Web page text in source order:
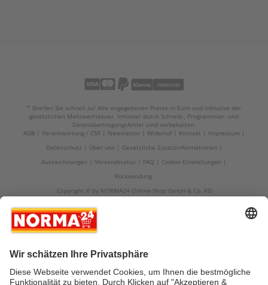
* Greifen Sie schnell zu! Alle angegebenen Preise in Euro und inklusive der
gesetzlichen Mehrwertsteuer. Irrtümer durch Schreib-, Programmier- und
Datenübertragungsfehler sind vorbehalten.
AGB
Verantwortung / CSR Newsletter Widerruf Kontakt
Impressum
Datenschutz
Über uns
Gesetzliche Zusatzinformationen
Auszeichnungen
Versandstatus FAQ
Cookie-Einstellungen
Rücksendung
Copyright © by NORMA24 Online-Shop GmbH & Co. KG